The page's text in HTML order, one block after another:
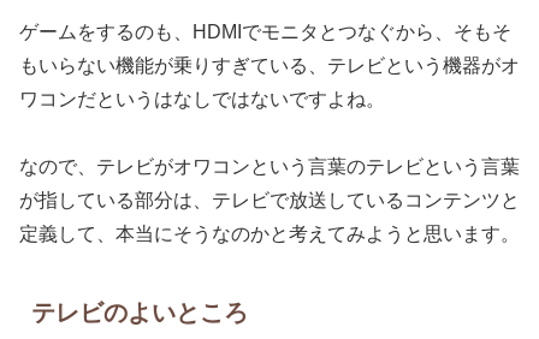
ゲームをするのも、HDMIでモニタとつなぐから、そもそ
もいらない機能が乗りすぎている、テレビという機器がオ
ワコンだというはなしではないですよね。
なので、テレビがオワコンという言葉のテレビという言葉
が指している部分は、テレビで放送しているコンテンツと
定義して、本当にそうなのかと考えてみようと思います。
テレビのよいところ